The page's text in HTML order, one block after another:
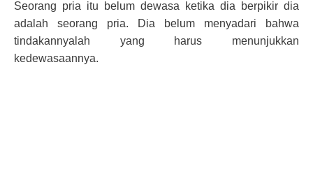
Seorang pria itu belum dewasa ketika dia berpikir dia
adalah seorang pria. Dia belum menyadari bahwa
tindakannyalah yang harus menunjukkan
kedewasaannya.